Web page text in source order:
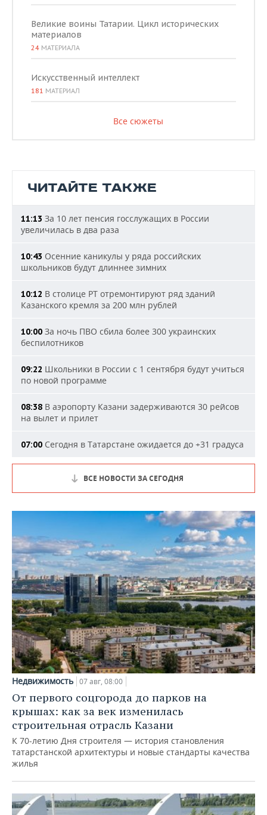
Великие воины Татарии. Цикл исторических
материалов
24 МАТЕРИАЛА
Искусственный интеллект
181 МАТЕРИАЛ
Все сюжеты
ЧИТАЙТЕ ТАКЖЕ
11:13 За 10 лет пенсия госслужащих в России
увеличилась в два раза
10:43 Осенние каникулы у ряда российских
школьников будут длиннее зимних
10:12 В столице РТ отремонтируют ряд зданий
Казанского кремля за 200 млн рублей
10:00 За ночь ПВО сбила более 300 украинских
беспилотников
09:22 Школьники в России с 1 сентября будут учиться
по новой программе
08:38 В аэропорту Казани задерживаются 30 рейсов
на вылет и прилет
07:00 Сегодня в Татарстане ожидается до +31 градуса
ВСЕ НОВОСТИ ЗА СЕГОДНЯ
Недвижимость 07 авг, 08:00
От первого соцгорода до парков на
крышах: как за век изменилась
строительная отрасль Казани
К 70-летию Дня строителя — история становления
татарстанской архитектуры и новые стандарты качества
жилья